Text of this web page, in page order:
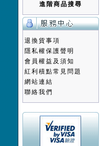
進階商品搜尋
退換貨事項
隱私權保護聲明
會員權益及須知
紅利積點常見問題
網站連結
聯絡我們